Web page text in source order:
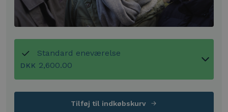
Standard eneværelse
DKK 2,600.00
Tilføj til indkøbskurv